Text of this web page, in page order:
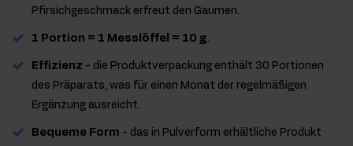
Pfirsichgeschmack erfreut den Gaumen.
1 Portion = 1 Messlöffel = 10 g.
Effizienz - die Produktverpackung enthält 30 Portionen
des Präparats, was für einen Monat der regelmäßigen
Ergänzung ausreicht.
Bequeme Form - das in Pulverform erhältliche Produkt